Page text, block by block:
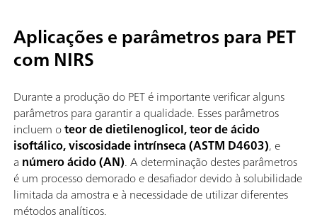
Aplicações e parâmetros para PET
com NIRS
Durante a produção do PET é importante verificar alguns
parâmetros para garantir a qualidade. Esses parâmetros
incluem oteor de dietilenoglicol, teor de ácido
isoftálico, viscosidade intrínseca (ASTM D4603), e
a número ácido (AN). A determinação destes parâmetros
é um processo demorado e desafiador devido à solubilidade
limitada da amostra e à necessidade de utilizar diferentes
métodos analíticos.